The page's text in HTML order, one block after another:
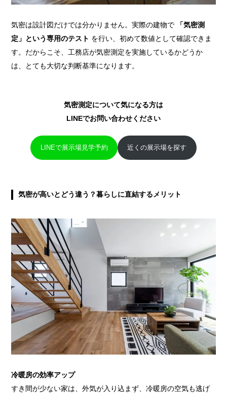
気密は設計図だけでは分かりません。実際の建物で
「気密測
定」という専用のテスト を行い、初めて数値として確認できま
す。だからこそ、工務店が気密測定を実施しているかどうか
は、とても大切な判断基準になります。
気密測定について気になる方は
LINEでお問い合わせください
LINEで展示場見学予約 近くの展示場を探す
気密が高いとどう違う？暮らしに直結するメリット
冷暖房の効率アップ
すき間が少ない家は、外気が入り込まず、冷暖房の空気も逃げ